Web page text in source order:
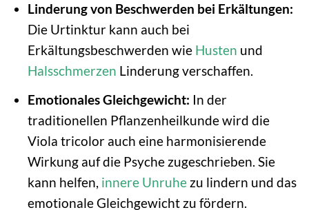
Linderung von Beschwerden bei Erkältungen:
Die Urtinktur kann auch bei
Erkältungsbeschwerden wie Husten und
Halsschmerzen Linderung verschaffen.
Emotionales Gleichgewicht: In der
traditionellen Pflanzenheilkunde wird die
Viola tricolor auch eine harmonisierende
Wirkung auf die Psyche zugeschrieben. Sie
kann helfen, innere Unruhezu lindern und das
emotionale Gleichgewicht zu fördern.